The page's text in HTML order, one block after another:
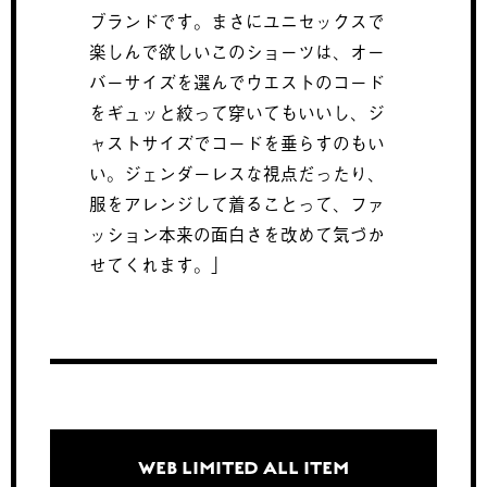
ブランドです。まさにユニセックスで
楽しんで欲しいこのショーツは、オー
バーサイズを選んでウエストのコード
をギュッと絞って穿いてもいいし、ジ
ャストサイズでコードを垂らすのもい
い。ジェンダーレスな視点だったり、
服をアレンジして着ることって、ファ
ッション本来の面白さを改めて気づか
せてくれます。」
WEB LIMITED ALL ITEM